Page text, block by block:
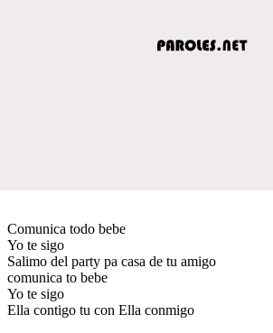
Comunica todo bebe
Yo te sigo
Salimo del party pa casa de tu amigo
comunica to bebe
Yo te sigo
Ella contigo tu con Ella conmigo